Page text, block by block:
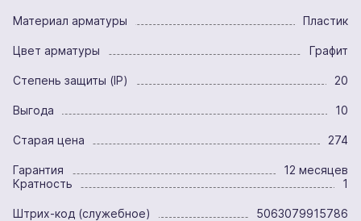
Материал арматуры Пластик
Цвет арматуры Графит
Степень защиты (IP) 20
Выгода 10
Старая цена 274
Гарантия
12 месяцев
Кратность
1
Штрих-код (служебное) 5063079915786